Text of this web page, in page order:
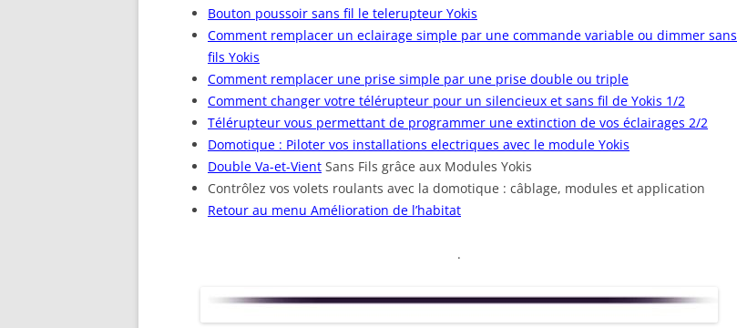
Bouton poussoir sans fil le telerupteur Yokis
Comment remplacer un eclairage simple par une commande variable ou dimmer sans
fils Yokis
Comment remplacer une prise simple par une prise double ou triple
Comment changer votre télérupteur pour un silencieux et sans fil de Yokis 1/2
Télérupteur vous permettant de programmer une extinction de vos éclairages 2/2
Domotique : Piloter vos installations electriques avec le module Yokis
Double Va-et-Vient Sans Fils grâce aux Modules Yokis
Contrôlez vos volets roulants avec la domotique : câblage, modules et application
Retour au menu Amélioration de l’habitat
.